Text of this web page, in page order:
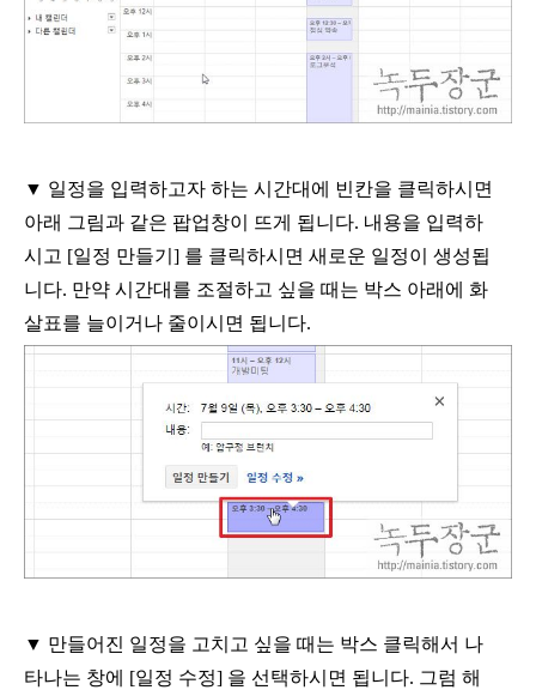
▼ 일정을 입력하고자 하는 시간대에 빈칸을 클릭하시면
아래 그림과 같은 팝업창이 뜨게 됩니다. 내용을 입력하
시고 [일정 만들기 ] 를 클릭하시면 새로운 일정이 생성됩
니다. 만약 시간대를 조절하고 싶을 때는 박스 아래에 화
살표를 늘이거나 줄이시면 됩니다.
▼ 만들어진 일정을 고치고 싶을 때는 박스 클릭해서 나
타나는 창에 [일정 수정] 을 선택하시면 됩니다. 그럼 해